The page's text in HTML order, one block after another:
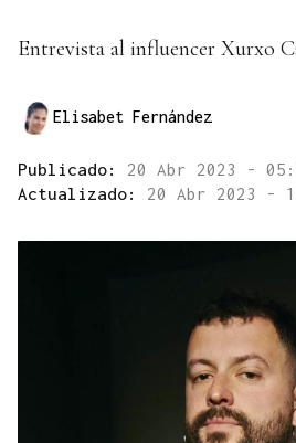
Entrevista al influencer Xurxo
Elisabet Fernández
Publicado: 20 Abr 2023 -
Actualizado: 20 Abr 2023 -